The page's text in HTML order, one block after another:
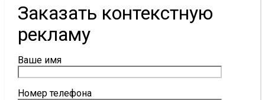
Заказать контекстную
рекламу
Ваше имя
Номер телефона